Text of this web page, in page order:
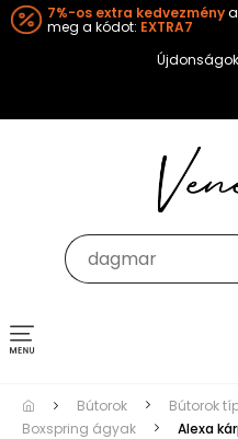
7%-os extra kedvezmény
meg a kódot: EXTRA7
Újdonságok
Toggle
navigation
Bútorok Bútorok
Boxspring ágyak
Alexa